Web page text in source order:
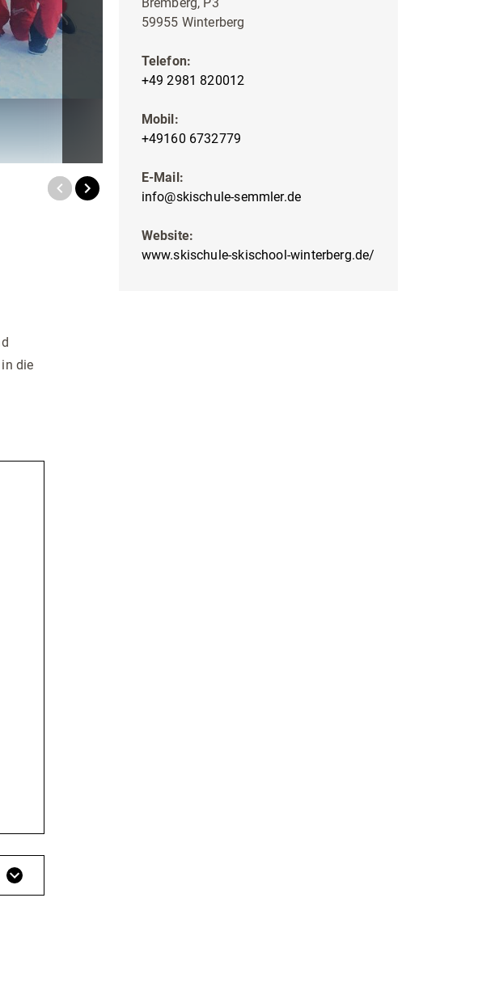
die
59955 Winterberg
Telefon:
+49 2981 820012
Mobil:
+49160 6732779
E-Mail:
info@skischule-semmler.de
Website:
www.skischule-skischool-winterberg.de/